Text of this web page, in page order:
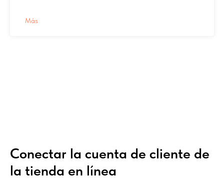
Más
Conectar la cuenta de cliente de
la tienda en línea